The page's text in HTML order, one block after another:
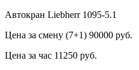
Автокран Liebherr 1095-5.1
Цена за смену (7+1) 90000 руб.
Цена за час 11250 руб.